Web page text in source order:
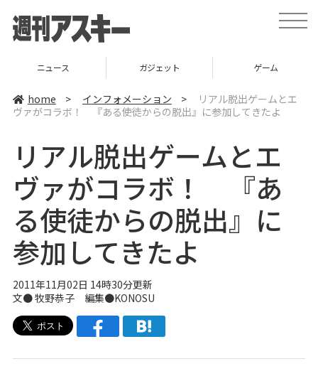
t
o
v
ニュース ガジェット ゲーム
home > インフォメーション >
リアル脱出ゲームとエ
ヴァがコラボ！ 『ある使徒からの脱出』に参加してきたよ
リアル脱出ゲームとエ
ヴァがコラボ！ 『あ
る使徒からの脱出』に
参加してきたよ
2011年11月02日 14時30分更新
文● 牧野恭子 編集●KONOSU